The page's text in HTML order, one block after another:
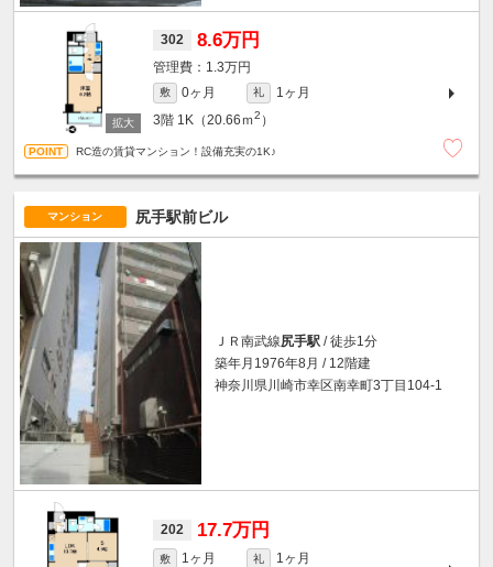
302 8.6万円
1.3万円
敷 0ヶ月 礼
1ヶ月
3階 1K（20.66ｍ2 ）
RC造の賃貸マンション！設備充実の1K♪
マンション 尻手駅前ビル
ＪＲ南武線尻手駅 / 徒歩1分
築年月1976年8月 / 12階建
神奈川県川崎市幸区南幸町3丁目104-1
202 17.7万円
敷 1ヶ月 礼
1ヶ月